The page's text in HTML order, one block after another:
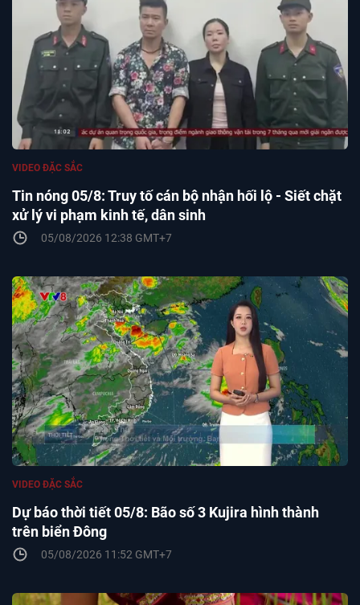
Tin nóng 05/8: Truy tố cán bộ nhận hối lộ - Siết chặt
xử lý vi phạm kinh tế, dân sinh
VIDEO ĐẶC SẮC
05/08/2026 12:38 GMT+7
Dự báo thời tiết 05/8: Bão số 3 Kujira hình thành
trên biển Đông
VIDEO ĐẶC SẮC
05/08/2026 11:52 GMT+7